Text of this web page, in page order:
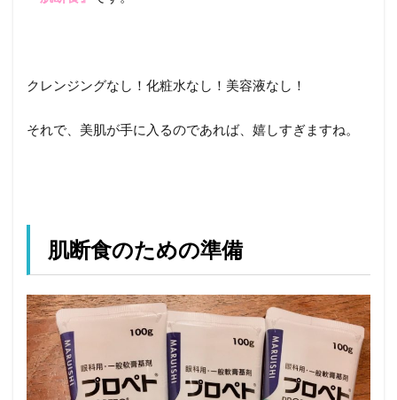
クレンジングなし！化粧水なし！美容液なし！
それで、美肌が手に入るのであれば、嬉しすぎますね。
肌断食のための準備